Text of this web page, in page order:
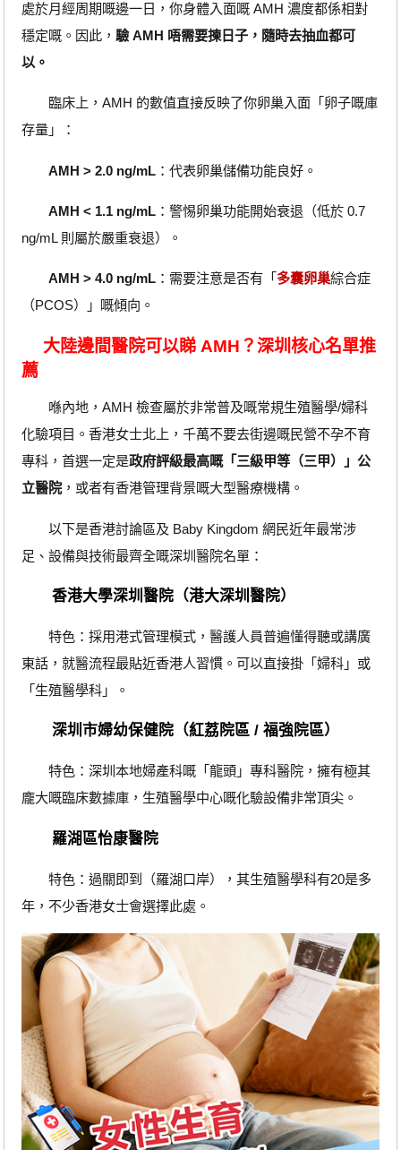
處於月經周期嘅邊一日，你身體入面嘅 AMH 濃度都係相對
穩定嘅。因此， 驗 AMH 唔需要揀日子，隨時去抽血都可
以。
臨床上，AMH 的數值直接反映了你卵巢入面「卵子嘅庫
存量」：
AMH > 2.0 ng/mL：代表卵巢儲備功能良好。
AMH < 1.1 ng/mL：警惕卵巢功能開始衰退（低於 0.7
ng/mL 則屬於嚴重衰退）。
AMH > 4.0 ng/mL：需要注意是否有「 多囊卵巢綜合症
（PCOS）」嘅傾向。
大陸邊間醫院可以睇 AMH？深圳核心名單推
薦
喺內地，AMH 檢查屬於非常普及嘅常規生殖醫學/婦科
化驗項目。香港女士北上，千萬不要去街邊嘅民營不孕不育
專科，首選一定是政府評級最高嘅「三級甲等（三甲）」公
立醫院，或者有香港管理背景嘅大型醫療機構。
以下是香港討論區及 Baby Kingdom 網民近年最常涉
足、設備與技術最齊全嘅深圳醫院名單：
香港大學深圳醫院（港大深圳醫院）
特色：採用港式管理模式，醫護人員普遍懂得聽或講廣
東話，就醫流程最貼近香港人習慣。可以直接掛「婦科」或
「生殖醫學科」。
深圳市婦幼保健院（紅荔院區 / 福強院區）
特色：深圳本地婦產科嘅「龍頭」專科醫院，擁有極其
龐大嘅臨床數據庫，生殖醫學中心嘅化驗設備非常頂尖。
羅湖區怡康醫院
特色：過關即到（羅湖口岸），其生殖醫學科有20是多
年，不少香港女士會選擇此處。